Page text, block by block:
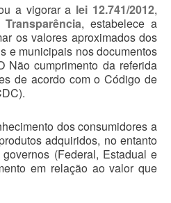
a vigorar a lei 12.741/2012,
, estabelece a
os valores aproximados dos
e municipais nos documentos
Não cumprimento da referida
de acordo com o Código de
dos consumidores a
adquiridos, no entanto
(Federal, Estadual e
em relação ao valor que